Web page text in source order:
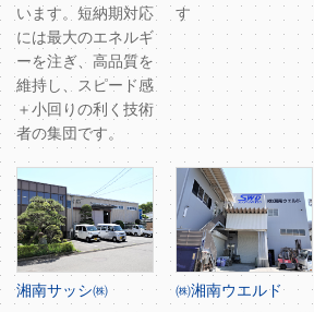
います。短納期対応
には最大のエネルギ
ーを注ぎ、高品質を
維持し、スピード感
＋小回りの利く技術
者の集団です。
す
湘南サッシ㈱
㈱湘南ウエルド